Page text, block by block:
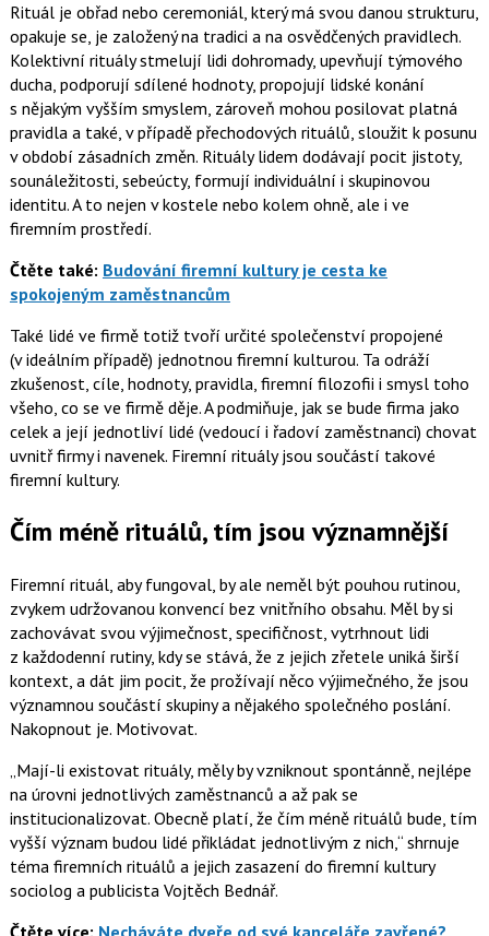
Rituál je obřad nebo ceremoniál, který má svou danou strukturu,
opakuje se, je založený na tradici a na osvědčených pravidlech.
Kolektivní rituály stmelují lidi dohromady, upevňují týmového
ducha, podporují sdílené hodnoty, propojují lidské konání
s nějakým vyšším smyslem, zároveň mohou posilovat platná
pravidla a také, v případě přechodových rituálů, sloužit k posunu
v období zásadních změn. Rituály lidem dodávají pocit jistoty,
sounáležitosti, sebeúcty, formují individuální i skupinovou
identitu. A to nejen v kostele nebo kolem ohně, ale i ve
firemním prostředí.
Čtěte také: Budování firemní kultury je cesta ke
spokojeným zaměstnancům
Také lidé ve firmě totiž tvoří určité společenství propojené
(v ideálním případě) jednotnou firemní kulturou. Ta odráží
zkušenost, cíle, hodnoty, pravidla, firemní filozofii i smysl toho
všeho, co se ve firmě děje. A podmiňuje, jak se bude firma jako
celek a její jednotliví lidé (vedoucí i řadoví zaměstnanci) chovat
uvnitř firmy i navenek. Firemní rituály jsou součástí takové
firemní kultury.
Čím méně rituálů, tím jsou významnější
Firemní rituál, aby fungoval, by ale neměl být pouhou rutinou,
zvykem udržovanou konvencí bez vnitřního obsahu. Měl by si
zachovávat svou výjimečnost, specifičnost, vytrhnout lidi
z každodenní rutiny, kdy se stává, že z jejich zřetele uniká širší
kontext, a dát jim pocit, že prožívají něco výjimečného, že jsou
významnou součástí skupiny a nějakého společného poslání.
Nakopnout je. Motivovat.
Mají-li existovat rituály, měly by vzniknout spontánně, nejlépe
na úrovni jednotlivých zaměstnanců a až pak se
institucionalizovat. Obecně platí, že čím méně rituálů bude, tím
vyšší význam budou lidé přikládat jednotlivým z nich, shrnuje
téma firemních rituálů a jejich zasazení do firemní kultury
sociolog a publicista Vojtěch Bednář.